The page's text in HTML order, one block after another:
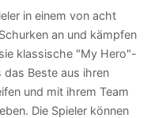
in einem von acht
an und kämpfen
klassische "My Hero"-
das Beste aus ihren
und mit ihrem Team
Die Spieler können